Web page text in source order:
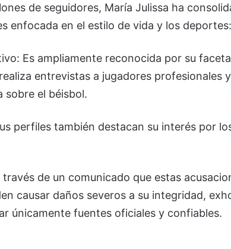
de seguidores, María Julissa ha
enfocada en el estilo de vida y los deportes:
Es ampliamente reconocida por su
entrevistas a jugadores profesionales
sobre el béisbol.
perfiles también destacan su interés por
de un comunicado que estas
causar daños severos a su integridad,
únicamente fuentes oficiales y confiables.